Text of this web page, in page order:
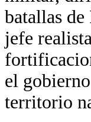
batallas
jefe
el
territorio